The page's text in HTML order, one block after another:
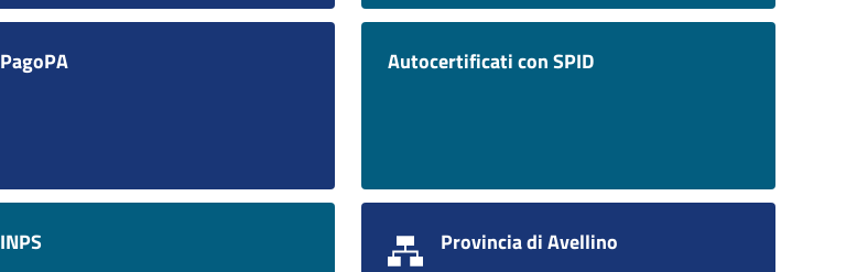
PagoPA Autocertificati con SPID
INPS Provincia di Avellino